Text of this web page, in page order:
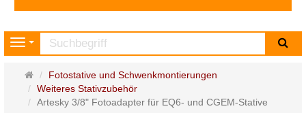
Navigation
Startseite
Fotostative und Schwenkmontierungen
Weiteres Stativzubehör
Artesky 3/8" Fotoadapter für EQ6- und CGEM-Stative